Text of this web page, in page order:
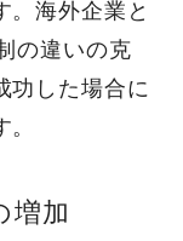
。海外企業と
の違いの克
功した場合に
増加